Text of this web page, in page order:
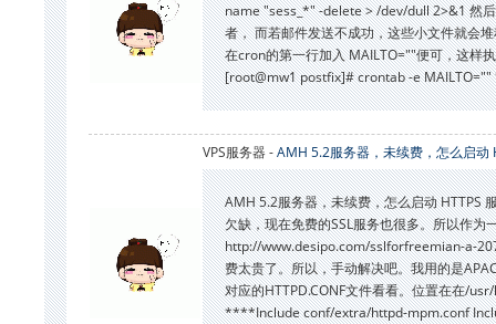
name "sess_*" -delete > /dev/dull 2>&1 然
者， 而若邮件发送不成功，这些小文件就
在cron的第一行加入 MAILTO=""便可，这样
[root@mw1 postfix]# crontab -e
VPS服务器 -AMH 5.2服务器，未续费，怎么启动
AMH 5.2服务器，未续费，怎么启动 HTTPS
欠缺，现在免费的SSL服务也很多。所以作
http://www.desipo.com/sslforfreemian-a-
费太贵了。所以，手动解决吧。我用的是
对应的HTTPD.CONF文件看看。位置在在/
****Include conf/extra/httpd-mpm.conf